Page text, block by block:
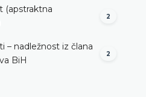
(apstraktna
2
– nadležnost iz člana
BiH
2